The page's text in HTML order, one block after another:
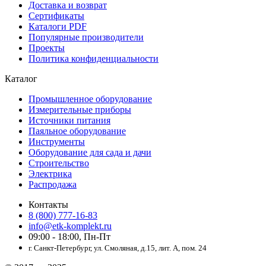
Доставка и возврат
Сертификаты
Каталоги PDF
Популярные производители
Проекты
Политика конфиденциальности
Каталог
Промышленное оборудование
Измерительные приборы
Источники питания
Паяльное оборудование
Инструменты
Оборудование для сада и дачи
Строительство
Электрика
Распродажа
Контакты
8 (800) 777-16-83
info@etk-komplekt.ru
09:00 - 18:00, Пн-Пт
г. Санкт-Петербург, ул. Смоляная, д.15, лит. А, пом. 24